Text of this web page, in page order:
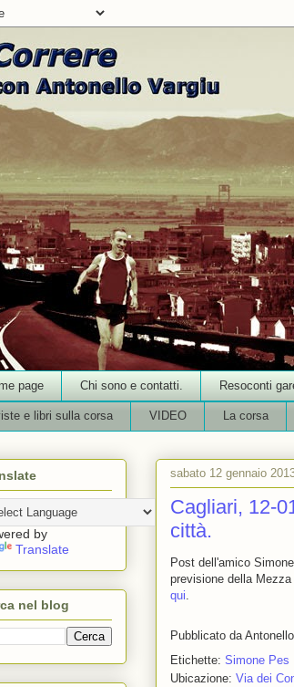
page Chi sono e contatti. Resoconti
e libri sulla corsa VIDEO La corsa
sabato 12 gennaio
Cagliari, 12-
città.
Post dell'amico
previsione della
qui.
Pubblicato daAntonello
Etichette: Simone Pes
Ubicazione: Via dei
by
Translate
nel blog